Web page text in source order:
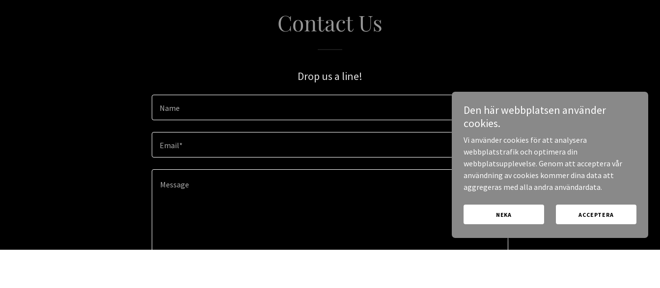
Contact Us
Drop us a line!
Name
Email*
Den här webbplatsen använder
cookies.
Vi använder cookies för att analysera
webbplatstrafik och optimera din
webbplatsupplevelse. Genom att acceptera vår
användning av cookies kommer dina data att
aggregeras med alla andra användardata.
NEKA ACCEPTERA